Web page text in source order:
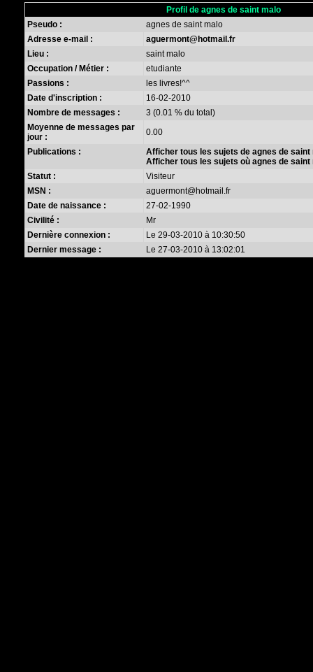
Profil de agnes de saint malo
Pseudo :
agnes de saint malo
Adresse e-mail :
aguermont@hotmail.fr
Lieu :
saint malo
Occupation / Métier :
etudiante
Passions :
les livres!^^
Date d'inscription :
16-02-2010
Nombre de messages :
3 (0.01 % du total)
Moyenne de messages par
jour :
0.00
Publications :
Afficher tous les sujets de agnes de saint
Afficher tous les sujets où agnes de saint
Statut :
Visiteur
MSN :
aguermont@hotmail.fr
Date de naissance :
27-02-1990
Civilité :
Mr
Dernière connexion :
Le 29-03-2010 à 10:30:50
Dernier message :
Le 27-03-2010 à 13:02:01